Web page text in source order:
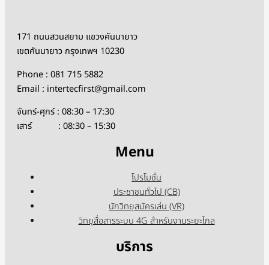
171 ถนนสวนสยาม แขวงคันนายาว
เขตคันนายาว กรุงเทพฯ 10230
Phone : 081 715 5882
Email : intertecfirst@gmail.com
จันทร์-ศุกร์ : 08:30 – 17:30
เสาร์ : 08:30 – 15:30
Menu
โปรโมชั่น
ประชาชนทั่วไป (CB)
นักวิทยุสมัครเล่น (VR)
วิทยุสื่อสารระบบ 4G สำหรับงานระยะไกล
บริการ